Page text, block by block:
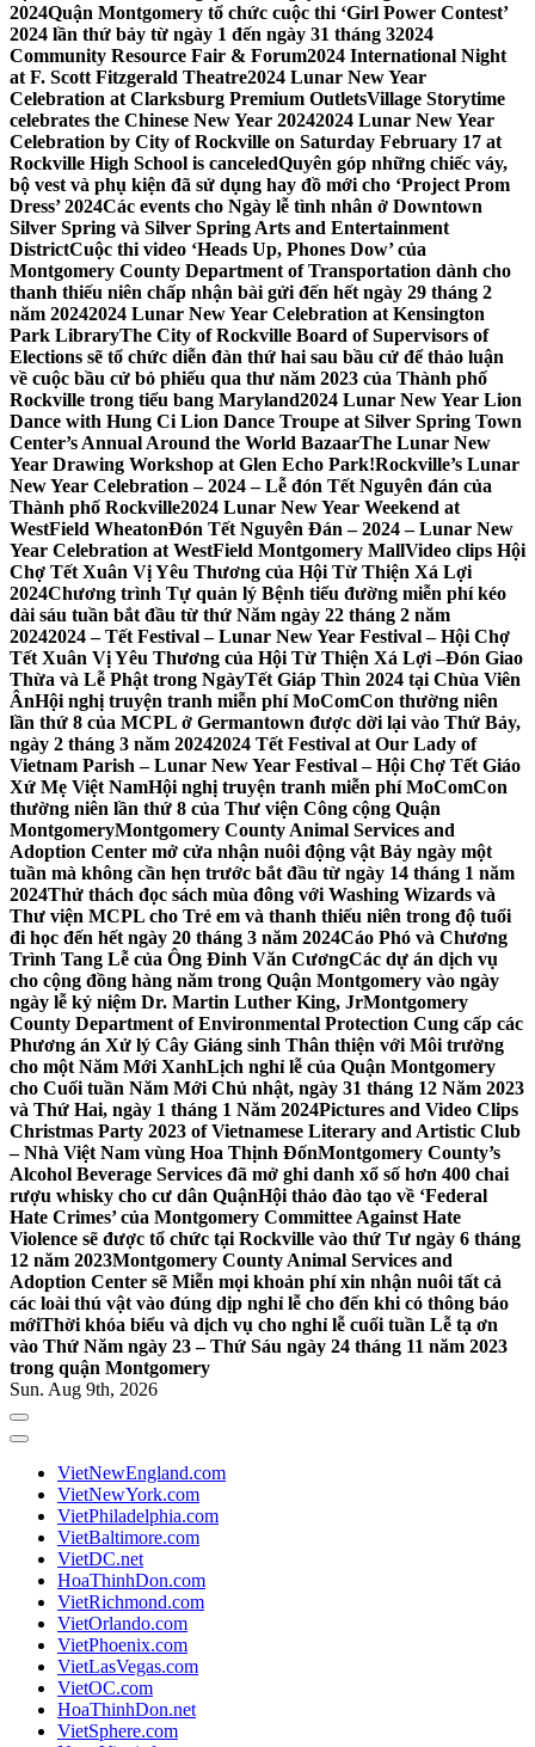
2024Quận Montgomery tổ chức cuộc thi ‘Girl Power Contest’
2024 lần thứ bảy từ ngày 1 đến ngày 31 tháng 32024
Community Resource Fair & Forum2024 International Night
at F. Scott Fitzgerald Theatre2024 Lunar New Year
Celebration at Clarksburg Premium OutletsVillage Storytime
celebrates the Chinese New Year 20242024 Lunar New Year
Celebration by City of Rockville on Saturday February 17 at
Rockville High School is canceledQuyên góp những chiếc váy,
bộ vest và phụ kiện đã sử dụng hay đồ mới cho ‘Project Prom
Dress’ 2024Các events cho Ngày lễ tình nhân ở Downtown
Silver Spring và Silver Spring Arts and Entertainment
DistrictCuộc thi video ‘Heads Up, Phones Dow’ của
Montgomery County Department of Transportation dành cho
thanh thiếu niên chấp nhận bài gửi đến hết ngày 29 tháng 2
năm 20242024 Lunar New Year Celebration at Kensington
Park LibraryThe City of Rockville Board of Supervisors of
Elections sẽ tổ chức diễn đàn thứ hai sau bầu cử để thảo luận
về cuộc bầu cử bỏ phiếu qua thư năm 2023 của Thành phố
Rockville trong tiểu bang Maryland2024 Lunar New Year Lion
Dance with Hung Ci Lion Dance Troupe at Silver Spring Town
Center’s Annual Around the World BazaarThe Lunar New
Year Drawing Workshop at Glen Echo Park!Rockville’s Lunar
New Year Celebration – 2024 – Lễ đón Tết Nguyên đán của
Thành phố Rockville2024 Lunar New Year Weekend at
WestField WheatonĐón Tết Nguyên Đán – 2024 – Lunar New
Year Celebration at WestField Montgomery MallVideo clips Hội
Chợ Tết Xuân Vị Yêu Thương của Hội Từ Thiện Xá Lợi
2024Chương trình Tự quản lý Bệnh tiểu đường miễn phí kéo
dài sáu tuần bắt đầu từ thứ Năm ngày 22 tháng 2 năm
20242024 – Tết Festival – Lunar New Year Festival – Hội Chợ
Tết Xuân Vị Yêu Thương của Hội Từ Thiện Xá Lợi –Đón Giao
Thừa và Lễ Phật trong NgàyTết Giáp Thìn 2024 tại Chùa Viên
ÂnHội nghị truyện tranh miễn phí MoComCon thường niên
lần thứ 8 của MCPL ở Germantown được dời lại vào Thứ Bảy,
ngày 2 tháng 3 năm 20242024 Tết Festival at Our Lady of
Vietnam Parish – Lunar New Year Festival – Hội Chợ Tết Giáo
Xứ Mẹ Việt NamHội nghị truyện tranh miễn phí MoComCon
thường niên lần thứ 8 của Thư viện Công cộng Quận
MontgomeryMontgomery County Animal Services and
Adoption Center mở cửa nhận nuôi động vật Bảy ngày một
tuần mà không cần hẹn trước bắt đầu từ ngày 14 tháng 1 năm
2024Thử thách đọc sách mùa đông với Washing Wizards và
Thư viện MCPL cho Trẻ em và thanh thiếu niên trong độ tuổi
đi học đến hết ngày 20 tháng 3 năm 2024Cáo Phó và Chương
Trình Tang Lễ của Ông Đinh Văn CươngCác dự án dịch vụ
cho cộng đồng hàng năm trong Quận Montgomery vào ngày
ngày lễ kỷ niệm Dr. Martin Luther King, JrMontgomery
County Department of Environmental Protection Cung cấp các
Phương án Xử lý Cây Giáng sinh Thân thiện với Môi trường
cho một Năm Mới XanhLịch nghỉ lễ của Quận Montgomery
cho Cuối tuần Năm Mới Chủ nhật, ngày 31 tháng 12 Năm 2023
và Thứ Hai, ngày 1 tháng 1 Năm 2024Pictures and Video Clips
Christmas Party 2023 of Vietnamese Literary and Artistic Club
– Nhà Việt Nam vùng Hoa Thịnh ĐốnMontgomery County’s
Alcohol Beverage Services đã mở ghi danh xổ số hơn 400 chai
rượu whisky cho cư dân QuậnHội thảo đào tạo về ‘Federal
Hate Crimes’ của Montgomery Committee Against Hate
Violence sẽ được tổ chức tại Rockville vào thứ Tư ngày 6 tháng
12 năm 2023Montgomery County Animal Services and
Adoption Center sẽ Miễn mọi khoản phí xin nhận nuôi tất cả
các loài thú vật vào đúng dịp nghỉ lễ cho đến khi có thông báo
mớiThời khóa biểu và dịch vụ cho nghỉ lễ cuối tuần Lễ tạ ơn
vào Thứ Năm ngày 23 – Thứ Sáu ngày 24 tháng 11 năm 2023
trong quận Montgomery
Sun. Aug 9th, 2026
VietNewEngland.com
VietNewYork.com
VietPhiladelphia.com
VietBaltimore.com
VietDC.net
HoaThinhDon.com
VietRichmond.com
VietOrlando.com
VietPhoenix.com
VietLasVegas.com
VietOC.com
HoaThinhDon.net
VietSphere.com